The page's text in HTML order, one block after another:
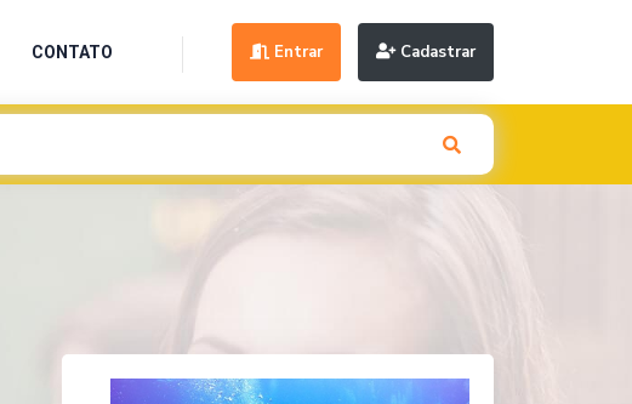
CONTATO Entrar Cadastrar